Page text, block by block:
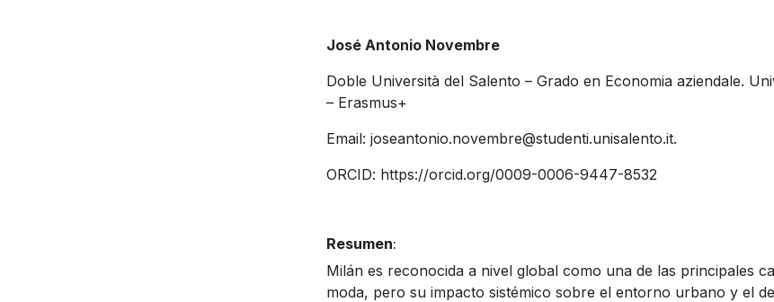
José Antonio Novembre
Doble Università del Salento – Grado en Economia aziendale.
– Erasmus+
Email: joseantonio.novembre@studenti.unisalento.it.
ORCID: https://orcid.org/0009-0006-9447-8532
Resumen:
Milán es reconocida a nivel global como una de las principales
moda, pero su impacto sistémico sobre el entorno urbano y el